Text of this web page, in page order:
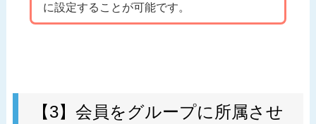
に設定することが可能です。
【3】会員をグループに所属させ